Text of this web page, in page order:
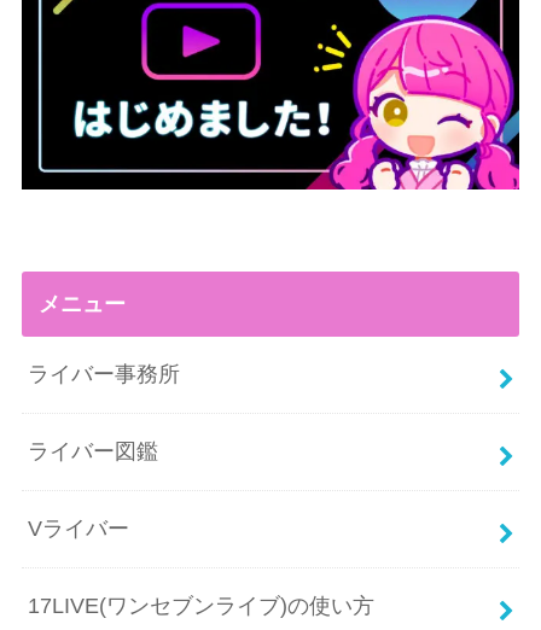
メニュー
ライバー事務所
ライバー図鑑
Vライバー
17LIVE(ワンセブンライブ)の使い方